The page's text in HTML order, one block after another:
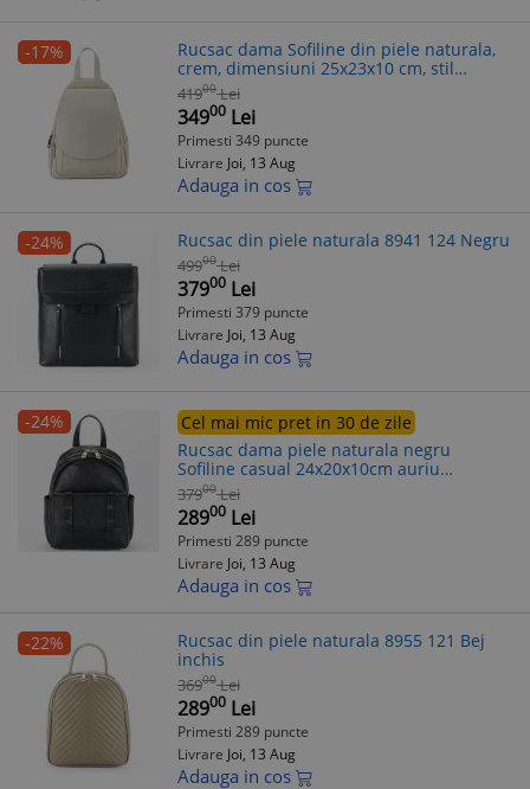
-17%
Rucsac dama Sofiline din piele naturala,
crem, dimensiuni 25x23x10 cm, stil
casual, pentru femei
41900 Lei
34900 Lei
Primesti 349 puncte
Livrare Joi, 13 Aug
Adauga in cos
-24% Rucsac din piele naturala 8941 124 Negru
49900 Lei
37900 Lei
Primesti 379 puncte
Livrare Joi, 13 Aug
Adauga in cos
-24%
Cel mai mic pret in 30 de zile
Rucsac dama piele naturala negru
Sofiline casual 24x20x10cm auriu
ajustabil
37900 Lei
28900 Lei
Primesti 289 puncte
Livrare Joi, 13 Aug
Adauga in cos
-22%
Rucsac din piele naturala 8955 121 Bej
inchis
36900 Lei
28900 Lei
Primesti 289 puncte
Livrare Joi, 13 Aug
Adauga in cos